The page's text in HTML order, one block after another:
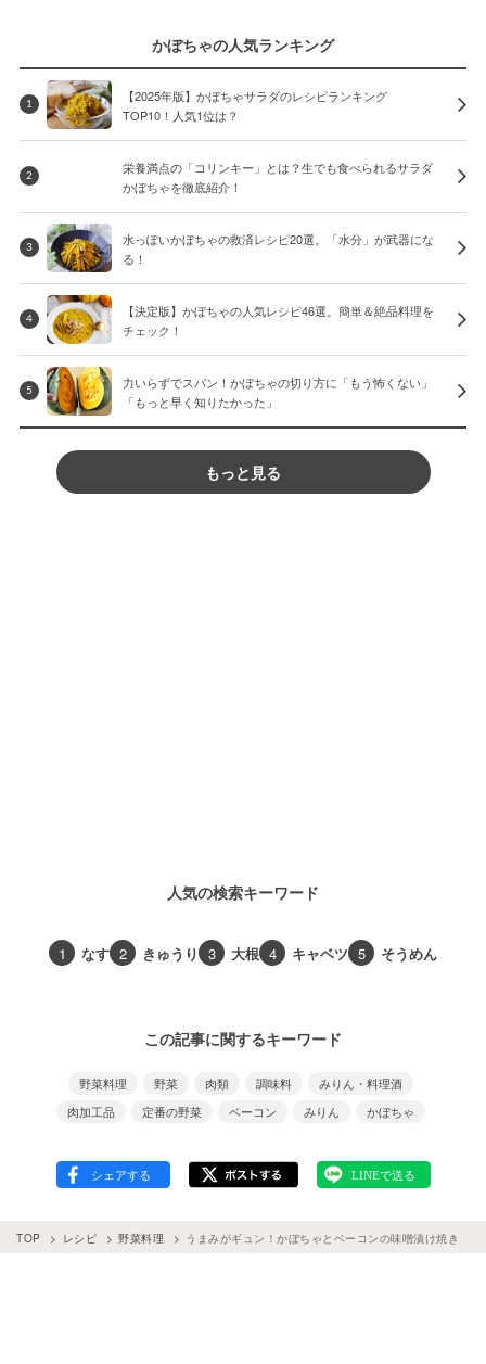
かぼちゃの人気ランキング
1
【2025年版】かぼちゃサラダのレシピランキング
TOP10！人気1位は？
2
栄養満点の「コリンキー」とは？生でも食べられるサラダ
かぼちゃを徹底紹介！
3
水っぽいかぼちゃの救済レシピ20選。「水分」が武器にな
る！
4
【決定版】かぼちゃの人気レシピ46選。簡単＆絶品料理を
チェック！
5
力いらずでスパン！かぼちゃの切り方に「もう怖くない」
「もっと早く知りたかった」
もっと見る
人気の検索キーワード
1 なす 2 きゅうり 3 大根 4 キャベツ 5 そうめん
この記事に関するキーワード
野菜料理 野菜 肉類 調味料
みりん・料理酒
肉加工品
定番の野菜 ベーコン みりん かぼちゃ
TOP レシピ 野菜料理 うまみがギュン！かぼちゃとベーコンの味噌漬け焼き